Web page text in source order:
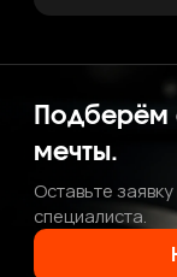
Подберём
мечты.
Оставьте
специалиста.